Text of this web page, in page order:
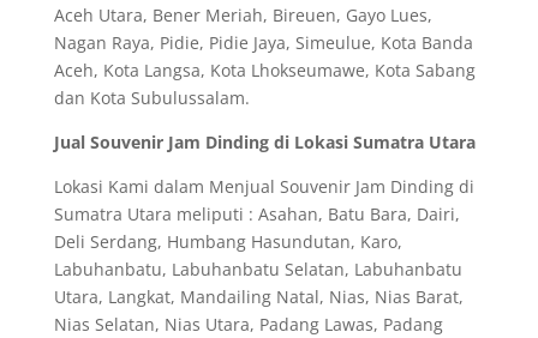
Aceh Utara, Bener Meriah, Bireuen, Gayo Lues,
Nagan Raya, Pidie, Pidie Jaya, Simeulue, Kota Banda
Aceh, Kota Langsa, Kota Lhokseumawe, Kota Sabang
dan Kota Subulussalam.
Jual Souvenir Jam Dinding di Lokasi Sumatra Utara
Lokasi Kami dalam Menjual Souvenir Jam Dinding di
Sumatra Utara meliputi : Asahan, Batu Bara, Dairi,
Deli Serdang, Humbang Hasundutan, Karo,
Labuhanbatu, Labuhanbatu Selatan, Labuhanbatu
Utara, Langkat, Mandailing Natal, Nias, Nias Barat,
Nias Selatan, Nias Utara, Padang Lawas, Padang